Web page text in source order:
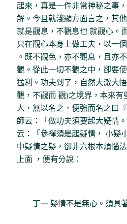
起來，真是一件非常神秘之事
解。今且就淺顯方面言之，其
就是觀息，不觀息也 就觀心。
只在觀心本身上做工夫，以一
。既不觀色，亦不觀息，且亦
觀。從此一切不觀之中，卻要
猛利。功夫到了，自然大澈大
觀，不觀而 觀)之境界，本來有
人，無以名之，便強而名之曰
師云：「做功夫須要起大疑情
云：「參禪須是起疑情， 小疑
中疑情之疑，卻非六根本煩惱
上面 ，便有分說：
丁一 疑情不是無心。須具著